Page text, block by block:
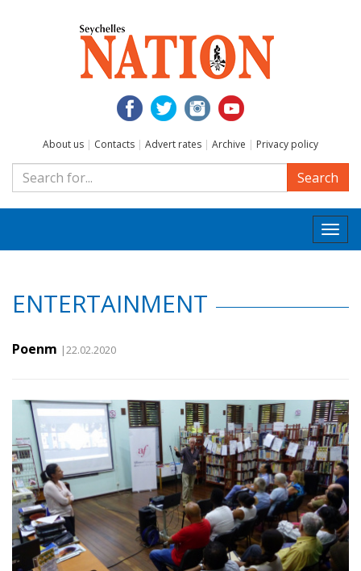
About us | Contacts | Advert rates | Archive | Privacy policy
Search
ENTERTAINMENT
Poenm |22.02.2020